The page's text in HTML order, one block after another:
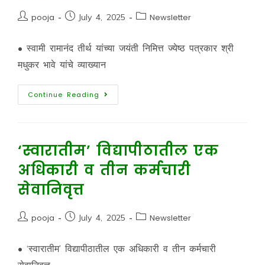
pooja July 4, 2025 Newsletter
• स्वामी रामानंद तीर्थ यांच्या जयंती निमित्त ज्येष्ठ पत्रकार श्री
मधुकर भावे यांचे व्याख्यान
Continue Reading
‘स्वारातीम’ विद्यापीठातील एक
अधिकारी व तीन कर्मचारी
सेवानिवृत्त
pooja July 4, 2025 Newsletter
• ‘स्वारातीम’ विद्यापीठातील एक अधिकारी व तीन कर्मचारी